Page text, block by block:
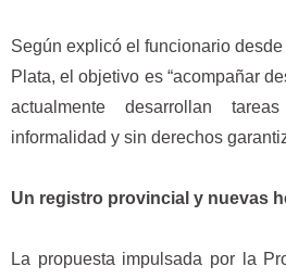
Según explicó el funcionario
Plata, el objetivo es “acompañar
actualmente desarrollan
informalidad y sin derechos
Un registro provincial y nuevas
La propuesta impulsada por la